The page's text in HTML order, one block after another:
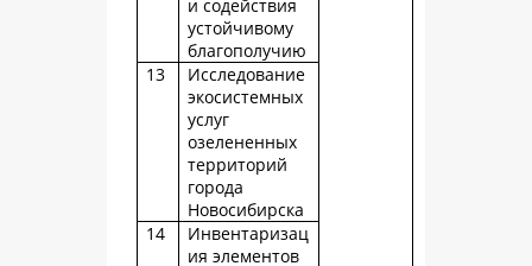
и содействия
устойчивому
благополучию
13
Исследование
экосистемных
услуг
озелененных
территорий
города
Новосибирска
14
Инвентаризац
ия элементов